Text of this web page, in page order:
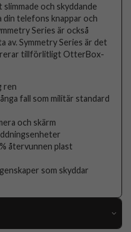
och skyddande
din telefons knappar och
Series är också
av. Symmetry Series är det
tillförlitligt OtterBox-
ren
fall som militär standard
och skärm
återvunnen plast
som skyddar